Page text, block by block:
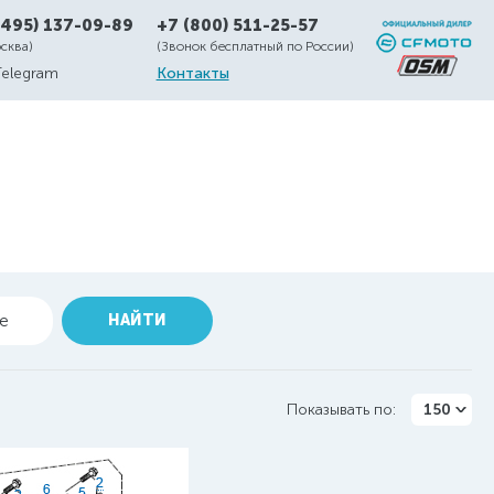
137-09-89 +7 (800) 511-25-57
(Звонок бесплатный по России)
Контакты
НАЙТИ
Показывать по: 150